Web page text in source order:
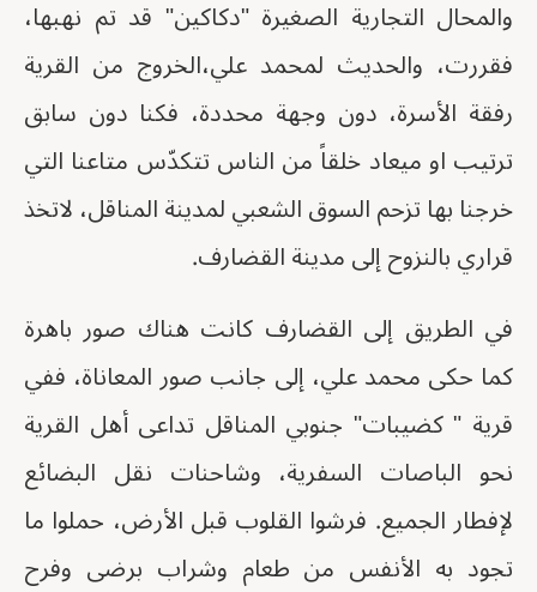
والمحال التجارية الصغيرة "دكاكين" قد تم نهبها،
فقررت، والحديث لمحمد علي،الخروج من القرية
رفقة الأسرة، دون وجهة محددة، فكنا دون سابق
ترتيب او ميعاد خلقاً من الناس تتكدّس متاعنا التي
خرجنا بها تزحم السوق الشعبي لمدينة المناقل، لاتخذ
قراري بالنزوح إلى مدينة القضارف.
في الطريق إلى القضارف كانت هناك صور باهرة
كما حكى محمد علي، إلى جانب صور المعاناة، ففي
قرية " كضيبات" جنوبي المناقل تداعى أهل القرية
نحو الباصات السفرية، وشاحنات نقل البضائع
لإفطار الجميع. فرشوا القلوب قبل الأرض، حملوا ما
تجود به الأنفس من طعام وشراب برضى وفرح